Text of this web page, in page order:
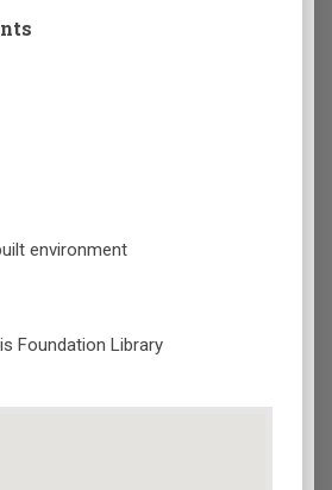
environment
Foundation Library